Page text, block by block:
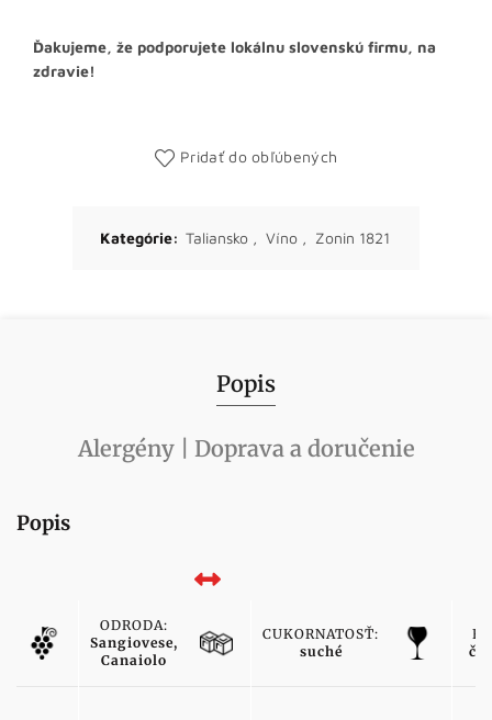
Ďakujeme, že podporujete lokálnu slovenskú firmu, na
zdravie!
Pridať do obľúbených
Kategórie: Taliansko , Víno , Zonin 1821
Popis
Alergény | Doprava a doručenie
Popis
ODRODA:
Sangiovese,
Canaiolo
CUKORNATOSŤ:
suché